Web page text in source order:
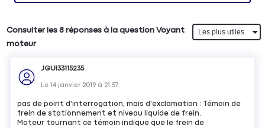
Consulter les 8 réponses à la question Voyant
moteur
JGUI33115235
Le14 janvier 2019 à 21:57
pas de point d'interrogation, mais d'exclamation : Témoin de
frein de stationnement et niveau liquide de frein.
Moteur tournant ce témoin indique que le frein de